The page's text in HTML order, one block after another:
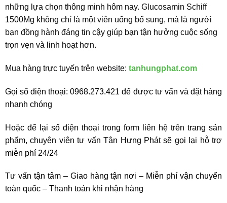
những lựa chọn thông minh hôm nay. Glucosamin Schiff
1500Mg không chỉ là một viên uống bổ sung, mà là người
bạn đồng hành đáng tin cậy giúp bạn tận hưởng cuộc sống
trọn vẹn và linh hoạt hơn.
Mua hàng trực tuyến trên website: tanhungphat.com
Gọi số điện thoại: 0968.273.421 để được tư vấn và đặt hàng
nhanh chóng
Hoặc để lại số điện thoại trong form liên hệ trên trang sản
phẩm, chuyên viên tư vấn Tân Hưng Phát sẽ gọi lại hỗ trợ
miễn phí 24/24
Tư vấn tận tâm – Giao hàng tận nơi – Miễn phí vận chuyển
toàn quốc – Thanh toán khi nhận hàng